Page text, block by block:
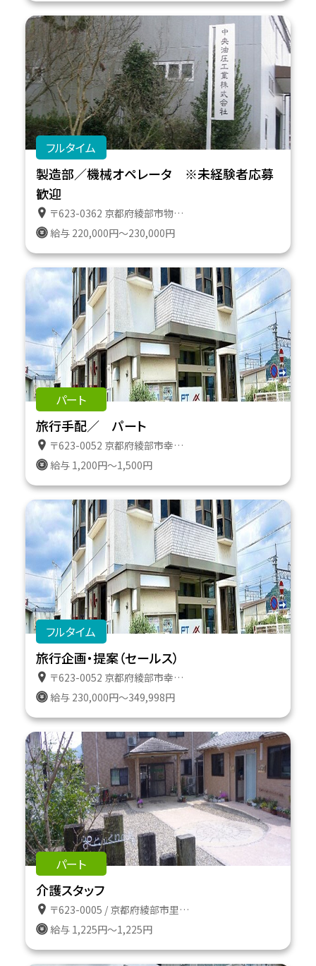
フルタイム
製造部／機械オペレータ ※未経験者応募
歓迎
〒623-0362 京都府綾部市物部町南車田１０
給与 220,000円～230,000円
パート
旅行手配／ パート
〒623-0052 京都府綾部市幸通り１１番地
給与 1,200円～1,500円
フルタイム
旅行企画・提案（セールス）
〒623-0052 京都府綾部市幸通り１１番地
給与 230,000円～349,998円
パート
介護スタッフ
〒623-0005 / 京都府綾部市里町向屋敷３３
給与 1,225円～1,225円